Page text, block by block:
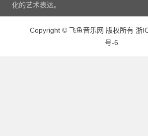
化的艺术表达。
Copyright © 飞鱼音乐网 版权所有 浙
号-6